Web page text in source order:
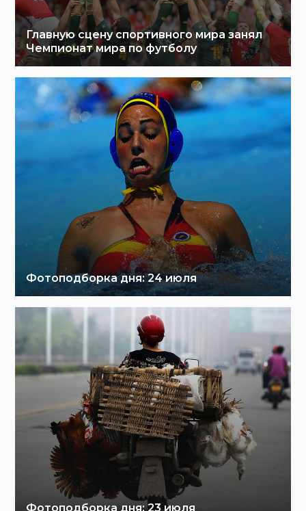
Главную сцену спортивного мира занял
Чемпионат мира по футболу
Фотоподборка дня: 24 июля
Фотоподборка дня: 23 июля